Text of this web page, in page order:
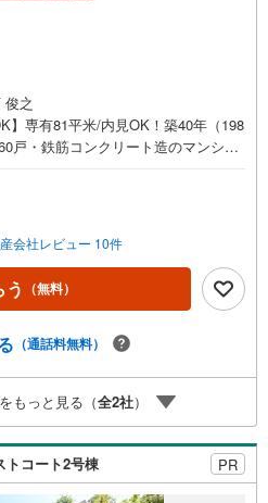
俊之
】専有81平米/内見OK！築40年（198
戸・鉄筋コンクリート造のマンショ
ーム内装はリフォーム済みです。■
お住まいです。風がよく通ります。■
ントランスはオートロック。共用部
来訪者は映像で確認できます。宅配
物を受け取れます。■ペットについて
ください（管理規約によります）■共
は福岡のマンション・新築一戸建て
もご用意平日も夜間もご見学OK/ご
迎無料/オンライン相談OK「見るだ
」でも歓迎します他社でローンが難
職後で審査にご不安の方もご相談く
会社レビュー 10件
（無料）
（通話料無料）
もっと見る（全2社）
トコート2号棟 PR